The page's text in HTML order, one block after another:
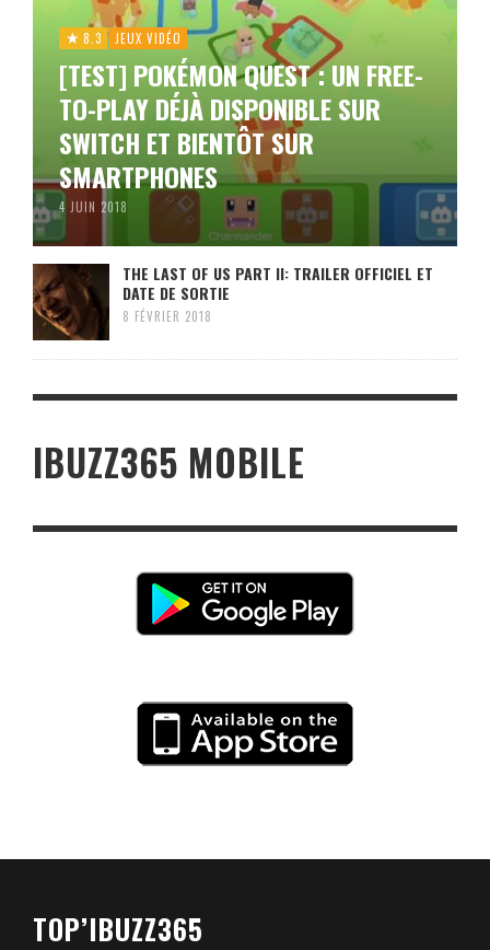
8.3 JEUX VIDÉO
[TEST] POKÉMON QUEST : UN FREE-
TO-PLAY DÉJÀ DISPONIBLE SUR
SWITCH ET BIENTÔT SUR
SMARTPHONES
4 JUIN 2018
THE LAST OF US PART II: TRAILER OFFICIEL ET
DATE DE SORTIE
8 FÉVRIER 2018
IBUZZ365 MOBILE
TOP’IBUZZ365